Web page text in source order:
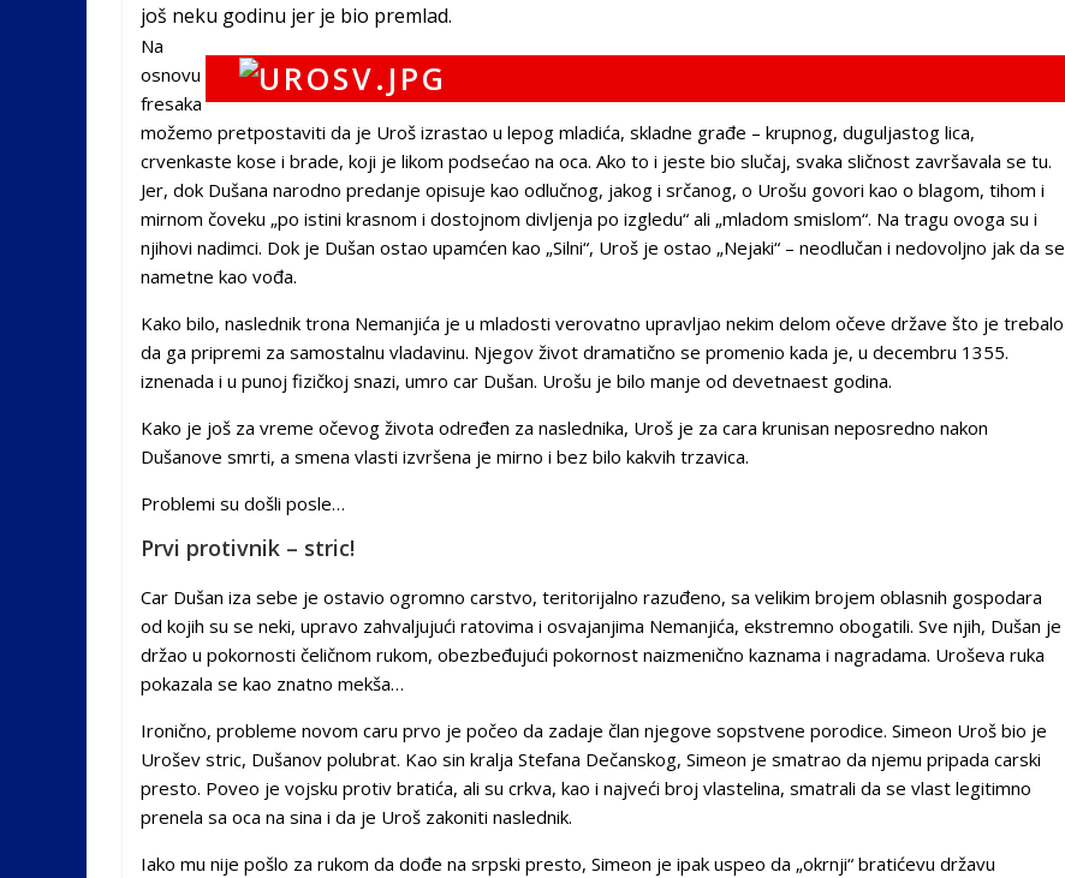
još neku godinu jer je bio premlad.
Na
osnovu
fresaka
možemo pretpostaviti da je Uroš izrastao u lepog mladića, skladne građe – krupnog, duguljastog lica,
crvenkaste kose i brade, koji je likom podsećao na oca. Ako to i jeste bio slučaj, svaka sličnost završavala se tu.
Jer, dok Dušana narodno predanje opisuje kao odlučnog, jakog i srčanog, o Urošu govori kao o blagom, tihom i
mirnom čoveku „po istini krasnom i dostojnom divljenja po izgledu“ ali „mladom smislom“. Na tragu ovoga su i
njihovi nadimci. Dok je Dušan ostao upamćen kao „Silni“, Uroš je ostao „Nejaki“ – neodlučan i nedovoljno jak da se
nametne kao vođa.
Kako bilo, naslednik trona Nemanjića je u mladosti verovatno upravljao nekim delom očeve države što je trebalo
da ga pripremi za samostalnu vladavinu. Njegov život dramatično se promenio kada je, u decembru 1355.
iznenada i u punoj fizičkoj snazi, umro car Dušan. Urošu je bilo manje od devetnaest godina.
Kako je još za vreme očevog života određen za naslednika, Uroš je za cara krunisan neposredno nakon
Dušanove smrti, a smena vlasti izvršena je mirno i bez bilo kakvih trzavica.
Problemi su došli posle…
Prvi protivnik – stric!
Car Dušan iza sebe je ostavio ogromno carstvo, teritorijalno razuđeno, sa velikim brojem oblasnih gospodara
od kojih su se neki, upravo zahvaljujući ratovima i osvajanjima Nemanjića, ekstremno obogatili. Sve njih, Dušan je
držao u pokornosti čeličnom rukom, obezbeđujući pokornost naizmenično kaznama i nagradama. Uroševa ruka
pokazala se kao znatno mekša…
Ironično, probleme novom caru prvo je počeo da zadaje član njegove sopstvene porodice. Simeon Uroš bio je
Urošev stric, Dušanov polubrat. Kao sin kralja Stefana Dečanskog, Simeon je smatrao da njemu pripada carski
presto. Poveo je vojsku protiv bratića, ali su crkva, kao i najveći broj vlastelina, smatrali da se vlast legitimno
prenela sa oca na sina i da je Uroš zakoniti naslednik.
Iako mu nije pošlo za rukom da dođe na srpski presto, Simeon je ipak uspeo da „okrnji“ bratićevu državu